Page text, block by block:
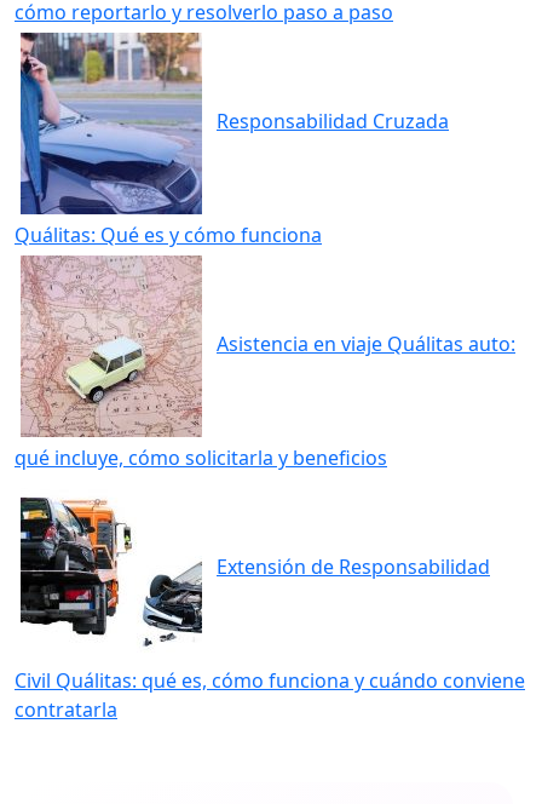
cómo reportarlo y resolverlo paso a paso
Responsabilidad Cruzada
Quálitas: Qué es y cómo funciona
Asistencia en viaje Quálitas auto:
qué incluye, cómo solicitarla y beneficios
Extensión de Responsabilidad
Civil Quálitas: qué es, cómo funciona y cuándo conviene
contratarla